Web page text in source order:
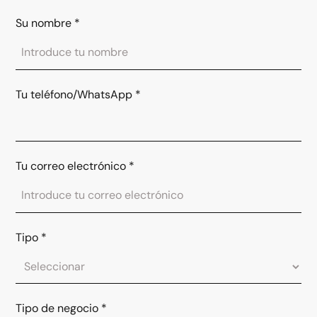
Su nombre *
Tu teléfono/WhatsApp *
Tu correo electrónico *
Tipo *
Tipo de negocio *